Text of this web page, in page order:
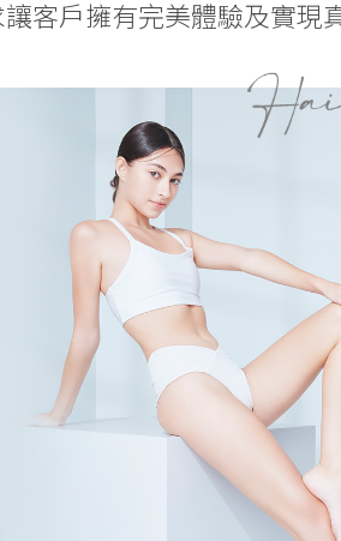
客戶擁有完美體驗及實現